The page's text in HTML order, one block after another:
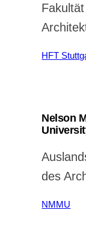
HFT
Nelson
des
NMMU